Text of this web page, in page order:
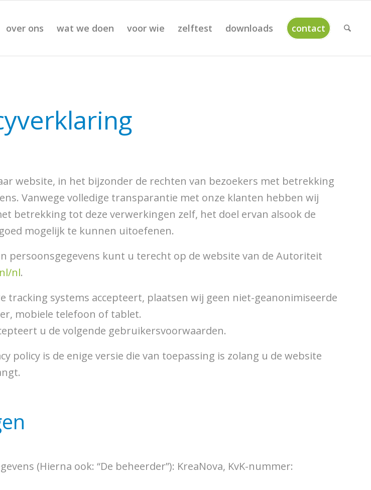
over ons wat we doen voor wie zelftest downloads contact
website, in het bijzonder de rechten van bezoekers met betrekking
Vanwege volledige transparantie met onze klanten hebben wij
betrekking tot deze verwerkingen zelf, het doel ervan alsook de
mogelijk te kunnen uitoefenen.
persoonsgegevens kunt u terecht op de website van de Autoriteit
nl.
systems accepteert, plaatsen wij geen niet-geanonimiseerde
mobiele telefoon of tablet.
u de volgende gebruikersvoorwaarden.
policy is de enige versie die van toepassing is zolang u de website
(Hierna ook: “De beheerder”): KreaNova, KvK-nummer: